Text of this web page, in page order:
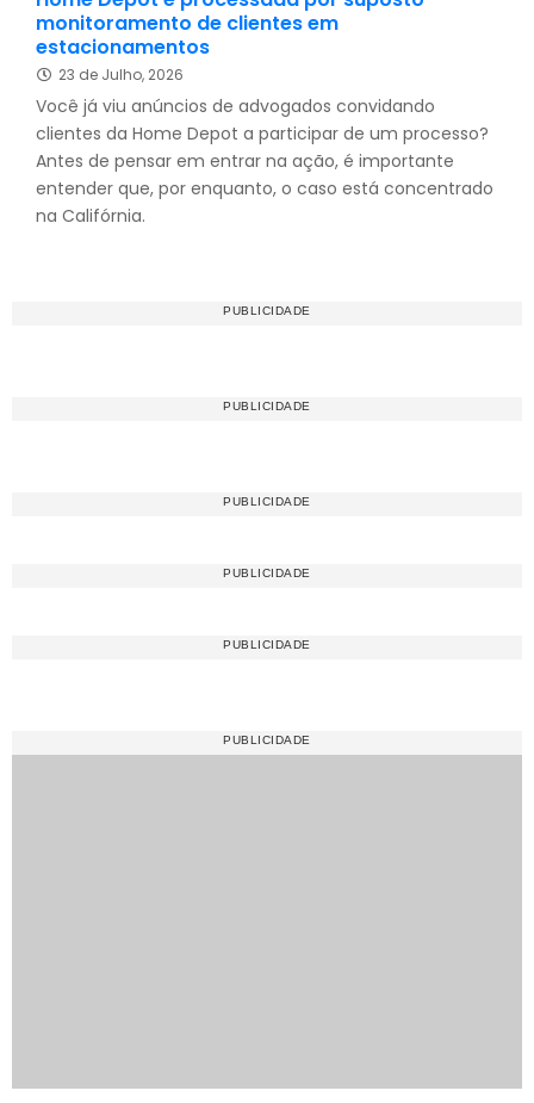
monitoramento de clientes em
estacionamentos
23 de Julho, 2026
Você já viu anúncios de advogados convidando
clientes da Home Depot a participar de um processo?
Antes de pensar em entrar na ação, é importante
entender que, por enquanto, o caso está concentrado
na Califórnia.